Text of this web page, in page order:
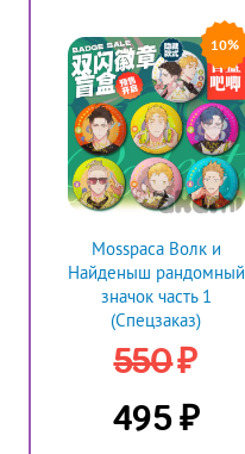
10%
Mosspaca Волк и
Найденыш рандомный
значок часть 1
(Спецзаказ)
550₽
495 ₽